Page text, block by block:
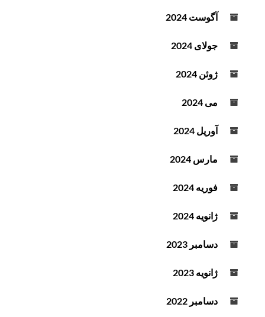
آگوست 2024
جولای 2024
ژوئن 2024
می 2024
آوریل 2024
مارس 2024
فوریه 2024
ژانویه 2024
دسامبر 2023
ژانویه 2023
دسامبر 2022